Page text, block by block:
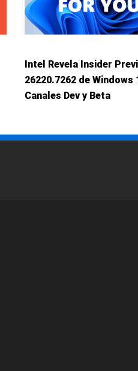
Intel Revela Insider
26220.7262 de Windows
Canales Dev y Beta